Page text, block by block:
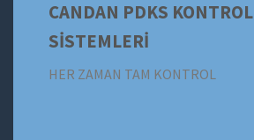
CANDAN PDKS KONTROL
SİSTEMLERİ
HER ZAMAN TAM KONTROL